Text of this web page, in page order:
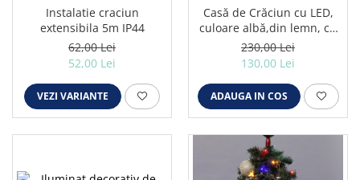
Instalatie craciun
extensibila 5m IP44
62,00 Lei
52,00 Lei
VEZI VARIANTE
Casă de Crăciun cu LED,
culoare albă,din lemn, cu
baterii
230,00 Lei
130,00 Lei
ADAUGA IN COS